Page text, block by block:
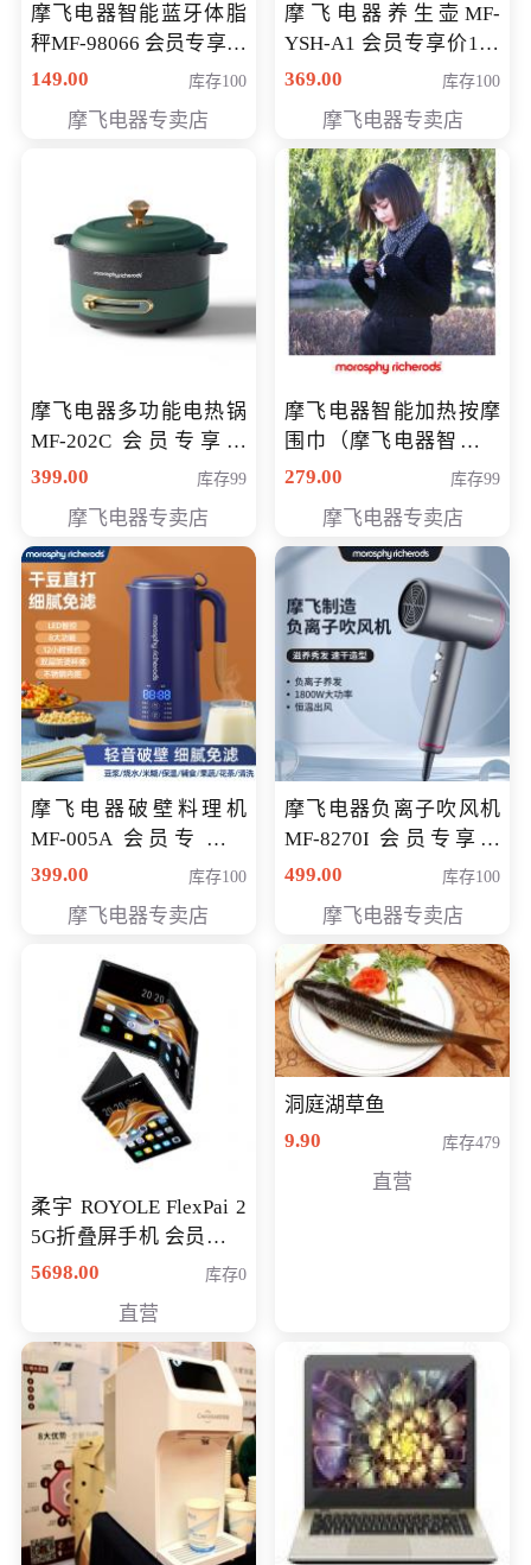
摩飞电器智能蓝牙体脂
秤MF-98066 会员专享价
98元
149.00 库存100
摩飞电器专卖店
摩飞电器养生壶MF-
YSH-A1 会员专享价198
元
369.00 库存100
摩飞电器专卖店
摩飞电器多功能电热锅
MF-202C 会员专享价
269元
399.00 库存99
摩飞电器专卖店
摩飞电器智能加热按摩
围巾（摩飞电器智能加
热按摩围脖） 会员专享
279.00 库存99
摩飞电器专卖店
摩飞电器破壁料理机
MF-005A 会员专享价
198元
399.00 库存100
摩飞电器专卖店
摩飞电器负离子吹风机
MF-8270I 会员专享价
369元
499.00 库存100
摩飞电器专卖店
柔宇 ROYOLE FlexPai 2
5G折叠屏手机 会员专享
购买价格 4998元
5698.00 库存0
直营
洞庭湖草鱼
9.90
库存479
直营